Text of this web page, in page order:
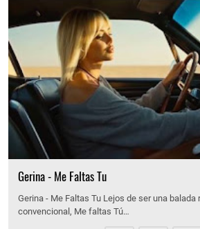
Gerina - Me Faltas Tu
Gerina - Me Faltas Tu Lejos de ser una balada
convencional, Me faltas Tú…